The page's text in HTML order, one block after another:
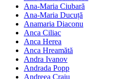
Ana-Maria Ciubară
Ana-Maria Ducuță
Anamaria Diaconu
Anca Ciliac
Anca Herea
Anca Hreamătă
Andra Ivanov
Andrada Popp
Andreea Craiu